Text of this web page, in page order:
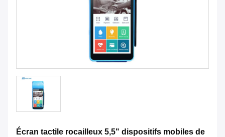
Écran tactile rocailleux 5,5" dispositifs mobiles de